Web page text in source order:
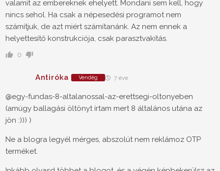
valamit az embereknek ehelyett. Mondani sem kell, hogy
nincs sehol. Ha csak a népesedési programot nem
számítjuk, de azt miért számítanánk. Az nem ennek a
helyettesítő konstrukciója, csak parasztvakítás.
0
Antiróka Vendég 7 éve
@egy-fundas-8-altalanossal-az-erettsegi-oltonyeben
(amúgy ballagási öltönyt írtam mert 8 általános utána az
jön :))) )
Ne a blogra legyél mérges, abszolút nem reklámoz OTP
terméket.